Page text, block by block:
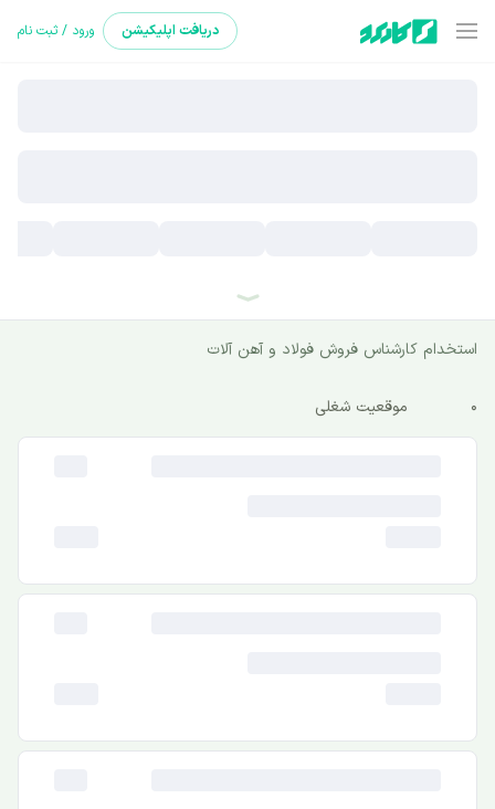
دریافت اپلیکیشن ورود / ثبت نام
استخدام کارشناس فروش فولاد و آهن آلات
0 موقعیت شغلی